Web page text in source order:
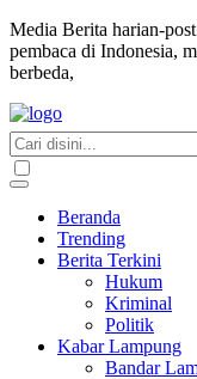
Media Berita harian-
pembaca di Indonesia,
berbeda,
Beranda
Trending
Berita Terkini
Hukum
Kriminal
Politik
Kabar Lampung
Bandar